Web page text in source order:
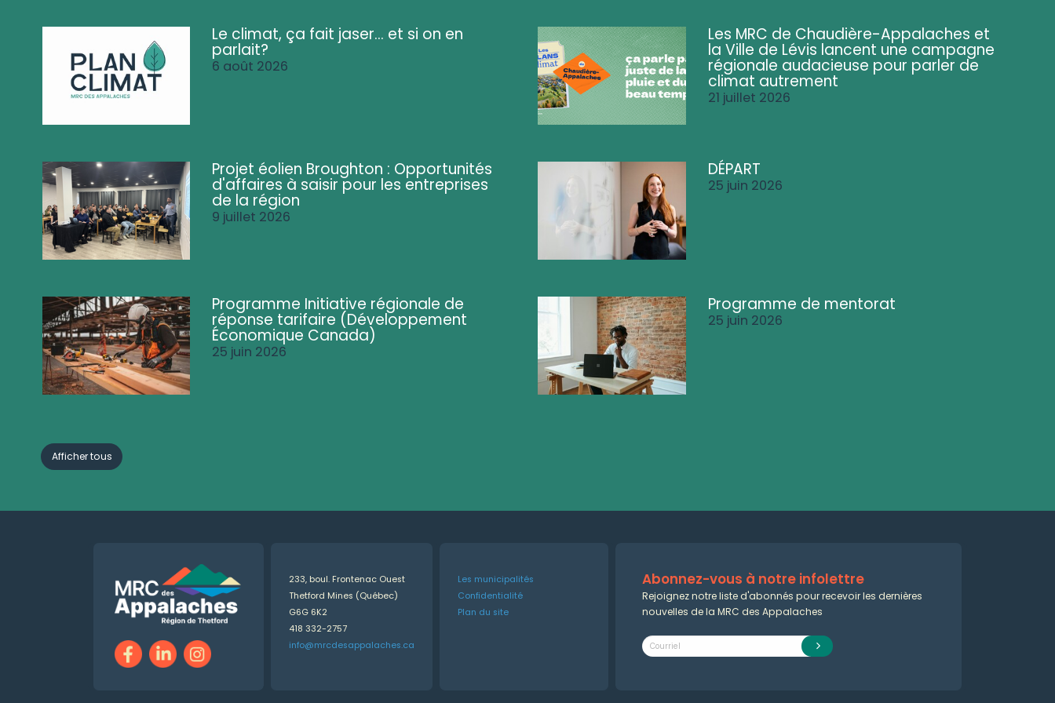
Le climat, ça fait jaser... et si on en
parlait?
6 août 2026
Les MRC de Chaudière-Appalaches et
la Ville de Lévis lancent une campagne
régionale audacieuse pour parler de
climat autrement
21 juillet 2026
Projet éolien Broughton : Opportunités
d'affaires à saisir pour les entreprises
de la région
9 juillet 2026
DÉPART
25 juin 2026
Programme Initiative régionale de
réponse tarifaire (Développement
Économique Canada)
25 juin 2026
Programme de mentorat
25 juin 2026
Afficher tous
233, boul. Frontenac Ouest
Thetford Mines (Québec)
G6G 6K2
418 332-2757
info@mrcdesappalaches.ca
Les municipalités
Confidentialité
Plan du site
Abonnez-vous à notre infolettre
Rejoignez notre liste d'abonnés pour recevoir les dernières
nouvelles de la MRC des Appalaches